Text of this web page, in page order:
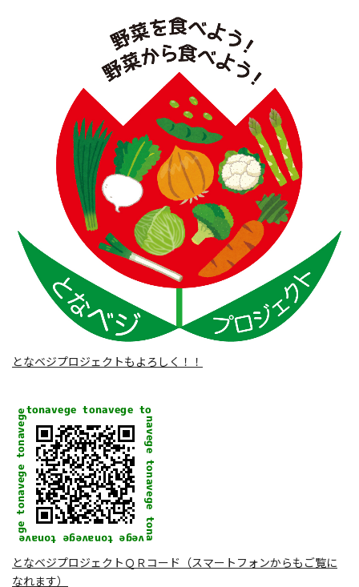
となベジプロジェクトもよろしく！！
となベジプロジェクトＱＲコード（スマートフォンからもご覧に
なれます）